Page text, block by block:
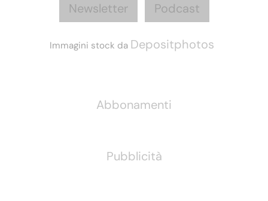
Newsletter Podcast
Immagini stock da Depositphotos
Abbonamenti
Pubblicità